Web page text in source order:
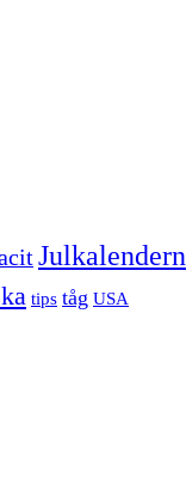
Julkalendern
tips tåg USA